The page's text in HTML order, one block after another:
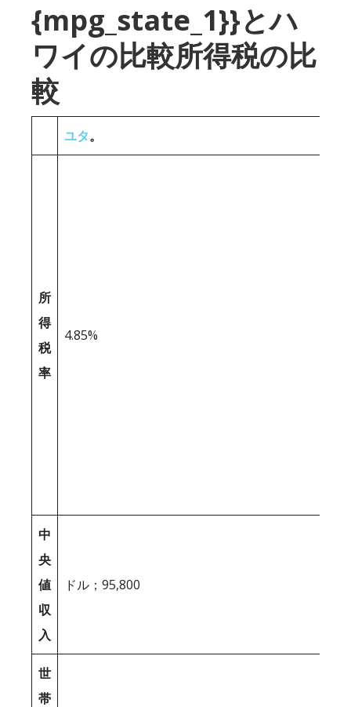
{mpg_state_1}}とハ
ワイの比較所得税の比
較
ユタ。
所
得
税
率
4.85%
中
央
値
収
入
ドル；95,800
世
帯